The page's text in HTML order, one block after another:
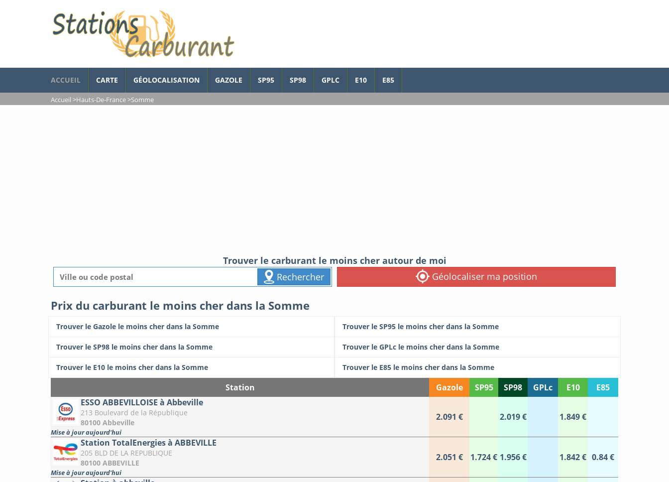
ACCUEIL CARTE GÉOLOCALISATION GAZOLE SP95 SP98 GPLC E10 E85
Accueil >Hauts-De-France>Somme
Trouver le carburant le moins cher autour de moi
Rechercher
Géolocaliser ma position
Prix du carburant le moins cher dans la Somme
Trouver le Gazole le moins cher dans la Somme Trouver le SP95 le moins cher dans la Somme
Trouver le SP98 le moins cher dans la Somme Trouver le GPLc le moins cher dans la Somme
Trouver le E10 le moins cher dans la Somme Trouver le E85 le moins cher dans la Somme
Station Gazole SP95 SP98 GPLc E10
E85
ESSO ABBEVILLOISE à Abbeville
213 Boulevard de la République
80100 Abbeville
Mise à jour aujourd'hui
2.091 € 2.019 € 1.849 €
Station TotalEnergies à ABBEVILLE
205 BLD DE LA REPUBLIQUE
80100 ABBEVILLE
Mise à jour aujourd'hui
2.051 € 1.724 € 1.956 € 1.842 € 0.84 €